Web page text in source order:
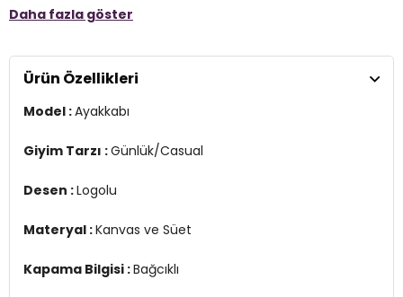
Kapama Bilgisi :Bağcıklı
Üretim Yeri :Filipinler
Daha fazla göster
Ürün Özellikleri
Model :Ayakkabı
Giyim Tarzı :Günlük/Casual
Desen :Logolu
Materyal :Kanvas ve Süet
Kapama Bilgisi :Bağcıklı